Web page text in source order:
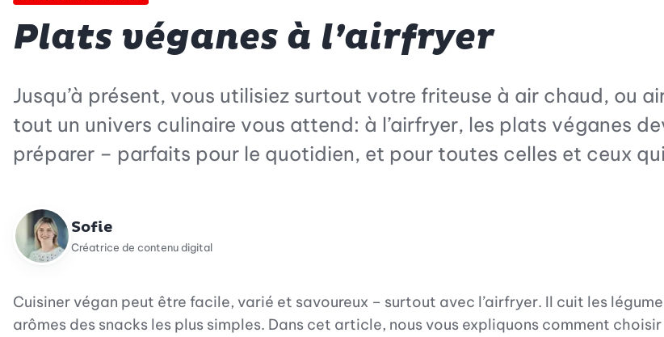
Plats véganes à l’airfryer
Jusqu’à présent, vous utilisiez surtout votre friteuse à air chaud, ou
tout un univers culinaire vous attend: à l’airfryer, les plats véganes
préparer – parfaits pour le quotidien, et pour toutes celles et ceux
Sofie
Créatrice de contenu digital
Cuisiner végan peut être facile, varié et savoureux – surtout avec l’airfryer. Il cuit les
arômes des snacks les plus simples. Dans cet article, nous vous expliquons comment